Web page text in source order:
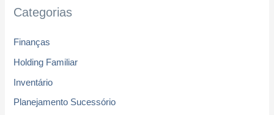
Categorias
Finanças
Holding Familiar
Inventário
Planejamento Sucessório